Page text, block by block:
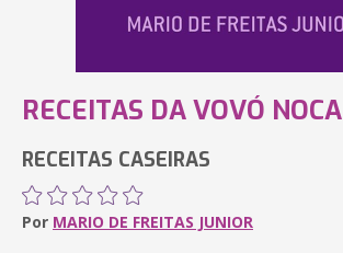
RECEITAS DA VOVÓ NOCA
RECEITAS CASEIRAS
Por MARIO DE FREITAS JUNIOR